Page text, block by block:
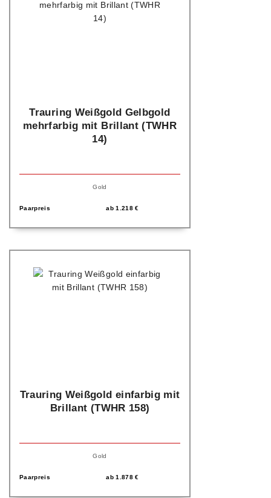
Trauring Weißgold Gelbgold
mehrfarbig mit Brillant (TWHR
14)
Gold
Paarpreis ab1.218€
Trauring Weißgold einfarbig mit
Brillant (TWHR 158)
Gold
Paarpreis ab1.878€